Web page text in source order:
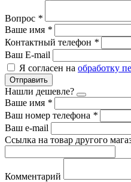
Вопрос *
Ваше имя *
Контактный телефон *
Ваш E-mail
Я согласен на обработку
Отправить
Нашли дешевле?
Ваше имя *
Ваш номер телефона *
Ваш e-mail
Ссылка на товар другого
Комментарий